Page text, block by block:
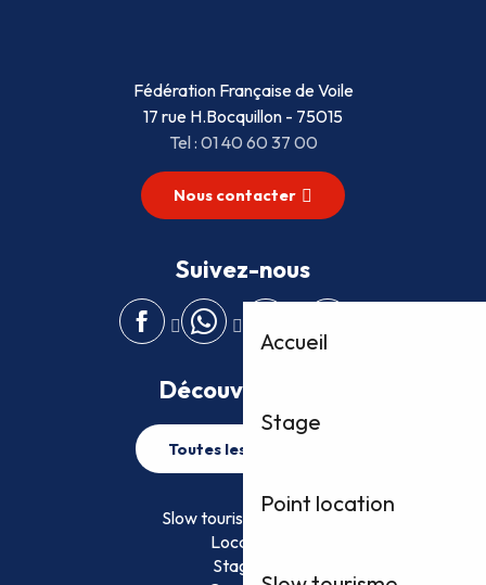
Accueil
Stage
Point location
Fédération Française de Voile
17 rue H.Bocquillon - 75015
Tel : 01 40 60 37 00
Nous contacter
Suivez-nous
Découvrez plus
Toutes les activités
Slow tourisme FFVoile
Location
Stage